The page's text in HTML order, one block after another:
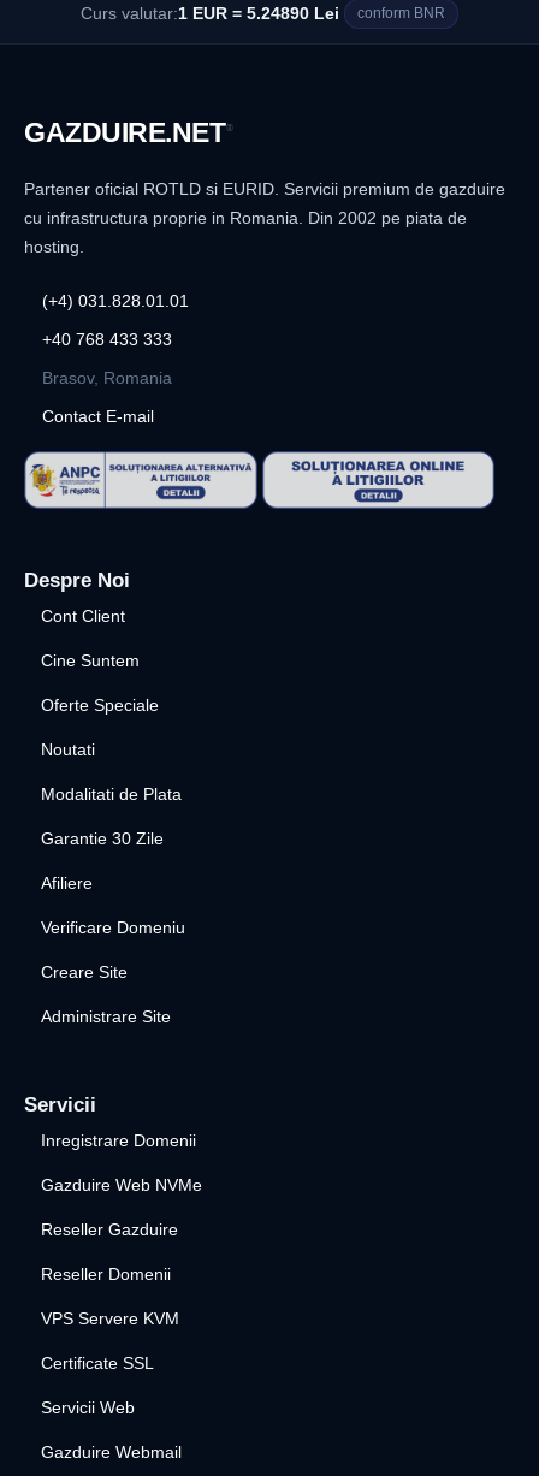
Curs valutar:1 EUR = 5.24890 Lei conform BNR
GAZDUIRE.NET®
Partener oficial ROTLD si EURID. Servicii premium de gazduire
cu infrastructura proprie in Romania. Din 2002 pe piata de
hosting.
(+4) 031.828.01.01
+40 768 433 333
Brasov, Romania
Contact E-mail
Despre Noi
Cont Client
Cine Suntem
Oferte Speciale
Noutati
Modalitati de Plata
Garantie 30 Zile
Afiliere
Verificare Domeniu
Creare Site
Administrare Site
Servicii
Inregistrare Domenii
Gazduire Web NVMe
Reseller Gazduire
Reseller Domenii
VPS Servere KVM
Certificate SSL
Servicii Web
Gazduire Webmail